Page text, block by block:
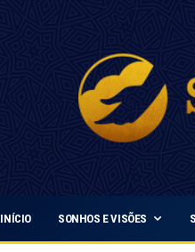
INÍCIO SONHOS E VISÕES